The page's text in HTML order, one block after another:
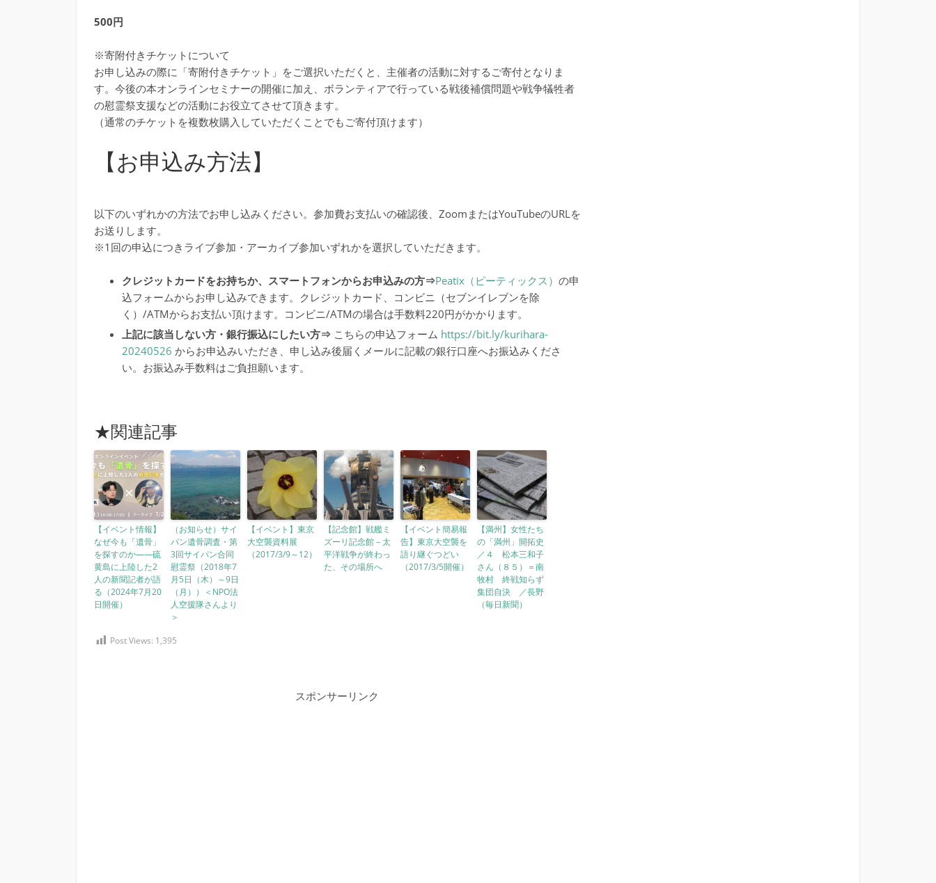
500円
※寄附付きチケットについて
お申し込みの際に「寄附付きチケット」をご選択いただくと、主催者の活動に対するご寄付となりま
す。今後の本オンラインセミナーの開催に加え、ボランティアで行っている戦後補償問題や戦争犠牲者
の慰霊祭支援などの活動にお役立てさせて頂きます。
（通常のチケットを複数枚購入していただくことでもご寄付頂けます）
【お申込み方法】
以下のいずれかの方法でお申し込みください。参加費お支払いの確認後、ZoomまたはYouTubeのURLを
お送りします。
※1回の申込につきライブ参加・アーカイブ参加いずれかを選択していただきます。
クレジットカードをお持ちか、スマートフォンからお申込みの方⇒Peatix（ピーティックス） の申
込フォームからお申し込みできます。クレジットカード、コンビニ（セブンイレブンを除
く）/ATMからお支払い頂けます。コンビニ/ATMの場合は手数料220円がかかります。
上記に該当しない方・銀行振込にしたい方⇒こちらの申込フォーム https://bit.ly/kurihara-
20240526 からお申込みいただき、申し込み後届くメールに記載の銀行口座へお振込みくださ
い。お振込み手数料はご負担願います。
★関連記事
【イベント情報】
なぜ今も「遺骨」
を探すのか――硫
黄島に上陸した2
人の新聞記者が語
る（2024年7月20
日開催）
（お知らせ）サイ
パン遺骨調査・第
3回サイパン合同
慰霊祭（2018年7
月5日（木）～9日
（月））＜NPO法
人空援隊さんより
＞
【イベント】東京
大空襲資料展
（2017/3/9～12）
【記念館】戦艦ミ
ズーリ記念館－太
平洋戦争が終わっ
た、その場所へ
【イベント簡易報
告】東京大空襲を
語り継ぐつどい
（2017/3/5開催）
【満州】女性たち
の「満州」開拓史
／４ 松本三和子
さん（８５）＝南
牧村 終戦知らず
集団自決 ／長野
（毎日新聞）
Post Views: 1,395
スポンサーリンク